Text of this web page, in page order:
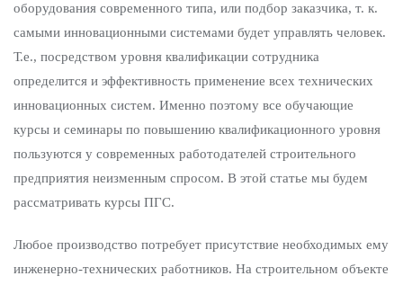
оборудования современного типа, или подбор заказчика, т. к.
самыми инновационными системами будет управлять человек.
Т.е., посредством уровня квалификации сотрудника
определится и эффективность применение всех технических
инновационных систем. Именно поэтому все обучающие
курсы и семинары по повышению квалификационного уровня
пользуются у современных работодателей строительного
предприятия неизменным спросом. В этой статье мы будем
рассматривать курсы ПГС.
Любое производство потребует присутствие необходимых ему
инженерно-технических работников. На строительном объекте